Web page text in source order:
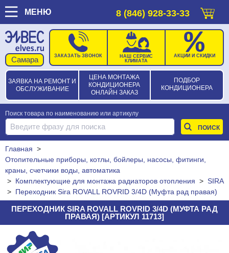
МЕНЮ 8 (846) 928-33-33
ЗАЯВКА НА РЕМОНТ И
ОБСЛУЖИВАНИЕ
ЦЕНА МОНТАЖА
КОНДИЦИОНЕРА
ОНЛАЙН ЗАКАЗ
ПОДБОР
КОНДИЦИОНЕРА
ЗАКАЗАТЬ ЗВОНОК
НАШ СЕРВИС
КЛИМАТА
АКЦИИ И СКИДКИ
Поиск товара по наименованию или артикулу
Главная >
Отопительные приборы, котлы, бойлеры, насосы, фитинги,
краны, счетчики воды, автоматика
> Комплектующие для монтажа радиаторов отопления > SIRA
> Переходник Sira ROVALL ROVRID 3/4D (Муфта рад правая)
ПЕРЕХОДНИК SIRA ROVALL ROVRID 3/4D (МУФТА РАД
ПРАВАЯ) [АРТИКУЛ 11713]